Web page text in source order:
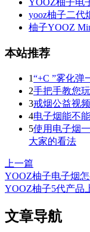
YOOZ柚子电
yooz柚子二代
柚子YOOZ
本站推荐
1“+C ”雾化弹
2手把手教您
3戒烟公益视
4电子烟能不
5使用电子烟
大家的看法
上一篇
YOOZ柚子电子烟
YOOZ柚子5代产品
文章导航